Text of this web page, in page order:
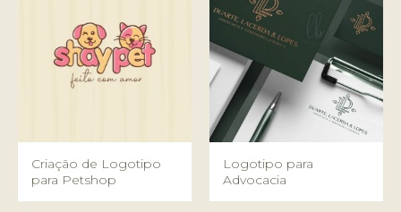
Criação de Logotipo
para Petshop
Logotipo para
Advocacia